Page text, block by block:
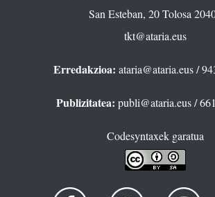
San Esteban, 20 Tolosa
tkt@ataria.eus
Erredakzioa: ataria@ataria.eus/
Publizitatea: publi@ataria.eus/
Codesyntaxek garatua